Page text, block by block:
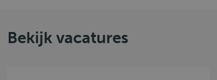
Bekijk vacatures